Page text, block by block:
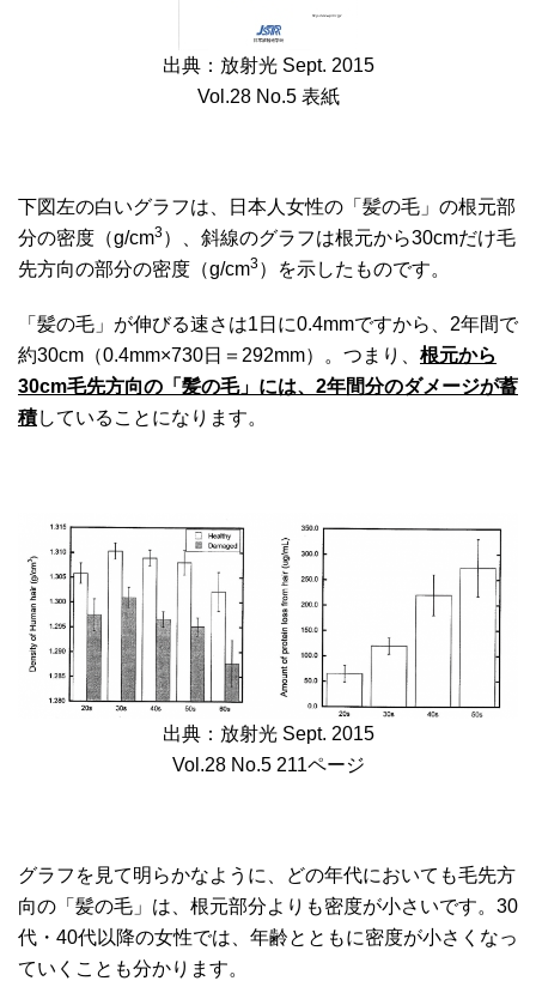
出典：放射光 Sept. 2015
Vol.28 No.5 表紙
下図左の白いグラフは、日本人女性の「髪の毛」の根元部
分の密度（g/cm3）、斜線のグラフは根元から30cmだけ毛
先方向の部分の密度（g/cm3）を示したものです。
「髪の毛」が伸びる速さは1日に0.4mmですから、2年間で
約30cm（0.4mm×730日＝292mm）。つまり、 根元から
30cm毛先方向の「髪の毛」には、2年間分のダメージが蓄
積していることになります。
出典：放射光 Sept. 2015
Vol.28 No.5 211ページ
グラフを見て明らかなように、どの年代においても毛先方
向の「髪の毛」は、根元部分よりも密度が小さいです。30
代・40代以降の女性では、年齢とともに密度が小さくなっ
ていくことも分かります。